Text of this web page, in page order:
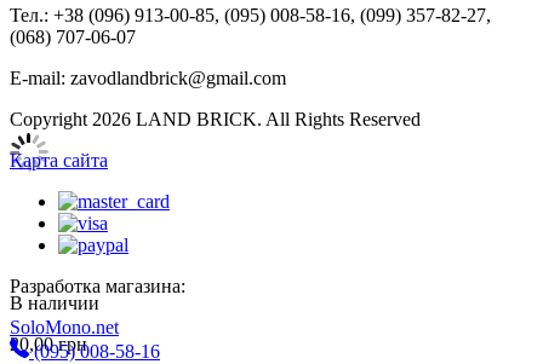
В наличии
20,00грн
Тел.: +38 (096) 913-00-85, (095) 008-58-16, (099) 357-82-27,
(068) 707-06-07
E-mail: zavodlandbrick@gmail.com
Copyright 2026 LAND BRICK. All Rights Reserved
Карта сайта
Разработка магазина:
SoloMono.net
(095) 008-58-16